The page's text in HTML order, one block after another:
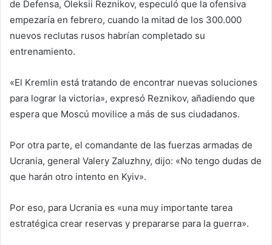
de Defensa, Oleksii Reznikov, especuló que la ofensiva
empezaría en febrero, cuando la mitad de los 300.000
nuevos reclutas rusos habrían completado su
entrenamiento.
«El Kremlin está tratando de encontrar nuevas soluciones
para lograr la victoria», expresó Reznikov, añadiendo que
espera que Moscú movilice a más de sus ciudadanos.
Por otra parte, el comandante de las fuerzas armadas de
Ucrania, general Valery Zaluzhny, dijo: «No tengo dudas de
que harán otro intento en Kyiv».
Por eso, para Ucrania es «una muy importante tarea
estratégica crear reservas y prepararse para la guerra».